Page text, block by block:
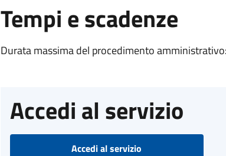
Tempi e scadenze
Durata massima del procedimento
Accedi al servizio
Accedi al servizio